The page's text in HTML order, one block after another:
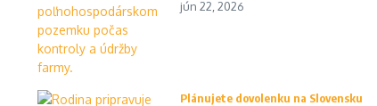
jún 22, 2026
Plánujete dovolenku na Slovensku